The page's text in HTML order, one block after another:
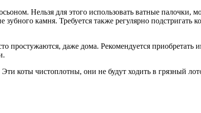
Нельзя для этого использовать ватные палочки,
камня. Требуется также регулярно
простужаются, даже дома. Рекомендуется
коты чистоплотны, они не будут ходить в грязный